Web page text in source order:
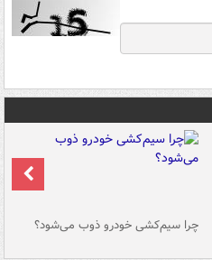
چرا سیم‌کشی خودرو ذوب می‌شود؟